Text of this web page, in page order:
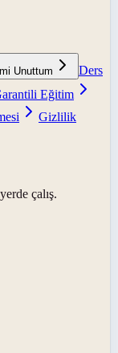
Unuttum
Ders
Eğitim
Gizlilik
çalış.